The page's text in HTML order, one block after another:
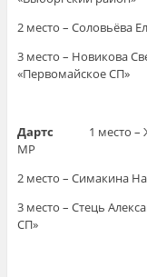
2 место – Соловьёва
3 место – Новикова
«Первомайское СП»
Дартс 1 место –
МР
2 место – Симакина
3 место – Стець
СП»